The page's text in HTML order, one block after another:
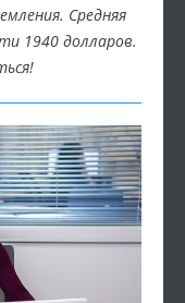
Средняя
1940 долларов.